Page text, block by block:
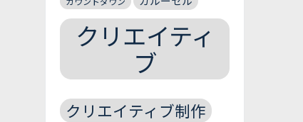
クリエイティ
ブ
クリエイティブ制作